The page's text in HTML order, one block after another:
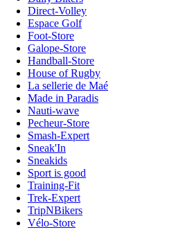
Direct-Volley
Espace Golf
Foot-Store
Galope-Store
Handball-Store
House of Rugby
La sellerie de Maé
Made in Paradis
Nauti-wave
Pecheur-Store
Smash-Expert
Sneak'In
Sneakids
Sport is good
Training-Fit
Trek-Expert
TripNBikers
Vélo-Store